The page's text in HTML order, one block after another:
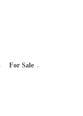
For Sale